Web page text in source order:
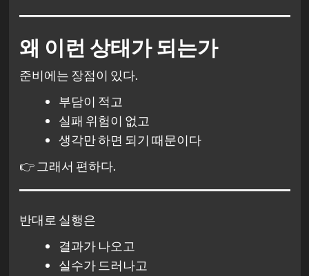
왜 이런 상태가 되는가
준비에는 장점이 있다.
부담이 적고
실패 위험이 없고
생각만 하면 되기 때문이다
👉 그래서 편하다.
반대로 실행은
결과가 나오고
실수가 드러나고